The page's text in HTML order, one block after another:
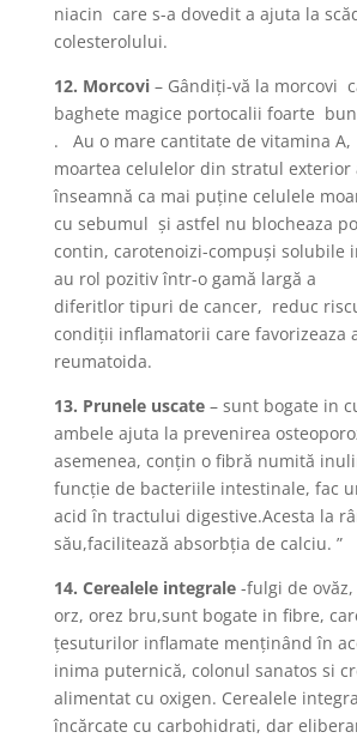
niacin care s-a dovedit a ajuta la
colesterolului.
12. Morcovi– Gândiţi-vă la morcovi
baghete magice portocalii foarte
. Au o mare cantitate de vitamina
moartea celulelor din stratul exterior
înseamnă ca mai puţine celulele
cu sebumul şi astfel nu blocheaza
contin, carotenoizi-compuşi solubile
au rol pozitiv într-o gamă largă a
diferitlor tipuri de cancer, reduc
condiţii inflamatorii care favorizeaza
reumatoida.
13. Prunele uscate– sunt bogate in
ambele ajuta la prevenirea
asemenea, conţin o fibră numită
funcţie de bacteriile intestinale, fac
acid în tractului digestive.Acesta la
său,facilitează absorbţia de calciu. ”
14. Cerealele integrale-fulgi de
orz, orez bru,sunt bogate in fibre,
ţesuturilor inflamate menţinând în
inima puternică, colonul sanatos si
alimentat cu oxigen. Cerealele
încărcate cu carbohidrati, dar